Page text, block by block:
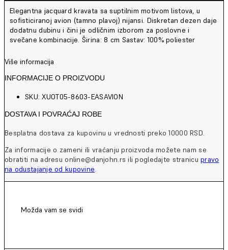
Elegantna jacquard kravata sa suptilnim motivom listova, u
sofisticiranoj avion (tamno plavoj) nijansi. Diskretan dezen daje
dodatnu dubinu i čini je odličnim izborom za poslovne i
svečane kombinacije. Širina: 8 cm Sastav: 100% poliester
Više informacija
INFORMACIJE O PROIZVODU
SKU: XUOT05-8603-EASAVION
DOSTAVA I POVRAĆAJ ROBE
Besplatna dostava za kupovinu u vrednosti preko 10000 RSD.
Za informacije o zameni ili vraćanju proizvoda možete nam se
obratiti na adresu online@danjohn.rs ili pogledajte stranicupravo
na odustajanje od kupovine.
Možda vam se svidi